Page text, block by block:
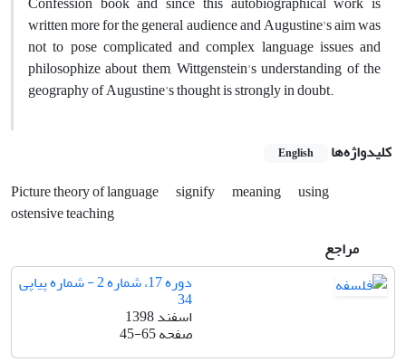
written more for the general audience and Augustine's aim was
not to pose complicated and complex language issues and
philosophize about them, Wittgenstein's understanding of the
geography of Augustine's thought is strongly in doubt.
کلیدواژه‌ها English
Picture theory of language signify meaning
using
ostensive teaching
مراجع
دوره 17، شماره 2 - شماره پیاپی
34
اسفند 1398
صفحه45-65